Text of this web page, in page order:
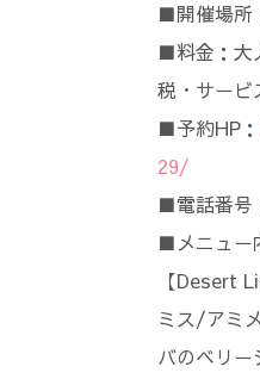
■開催場所
■料金：
税・サービ
■予約HP：
29/
■電話番号
■メニュー
【Desert
ミス/アミ
バのベリ